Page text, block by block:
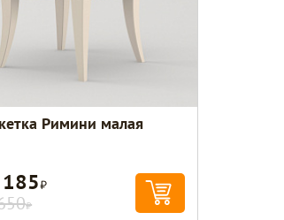
Римини малая
Р
Р